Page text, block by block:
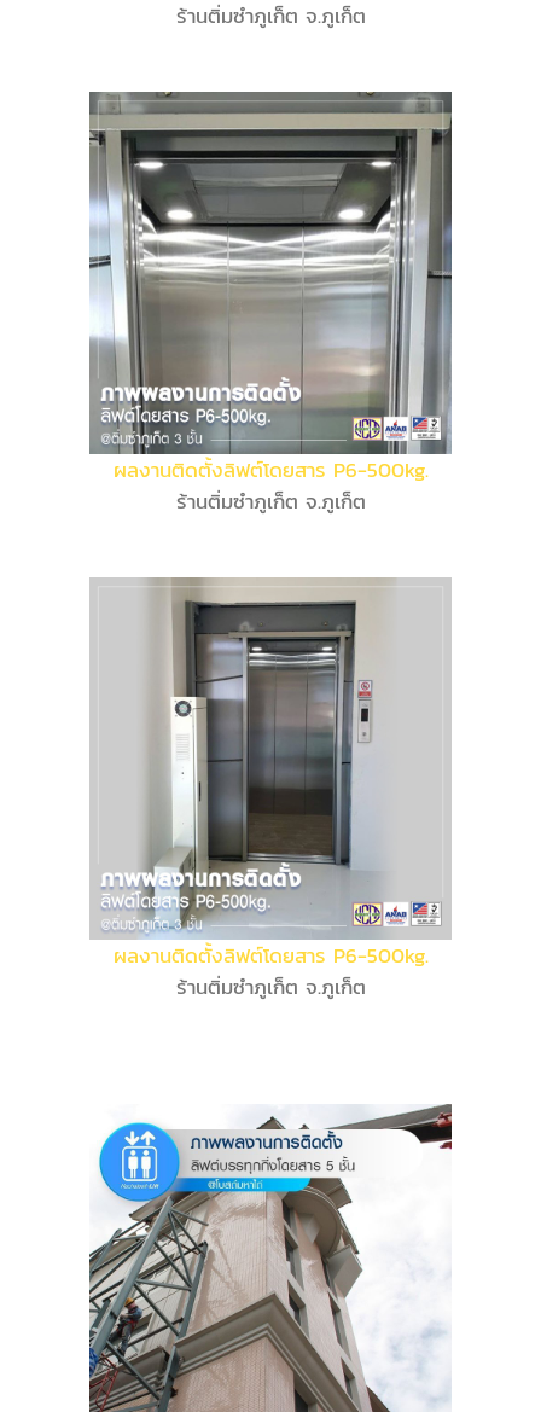
ร้านติ่มซำภูเก็ต จ.ภูเก็ต
ผลงานติดตั้งลิฟต์โดยสาร P6-500kg.
ร้านติ่มซำภูเก็ต จ.ภูเก็ต
ผลงานติดตั้งลิฟต์โดยสาร P6-500kg.
ร้านติ่มซำภูเก็ต จ.ภูเก็ต